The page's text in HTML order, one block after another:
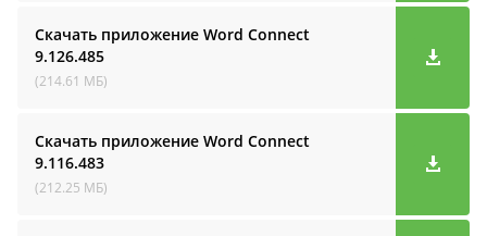
Скачать приложение Word Connect
9.126.485
(214.61 МБ)
Скачать приложение Word Connect
9.116.483
(212.25 МБ)